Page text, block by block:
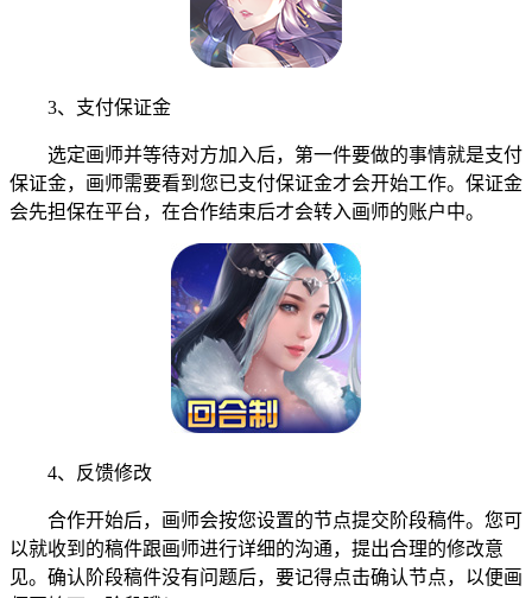
3、支付保证金
选定画师并等待对方加入后，第一件要做的事情就是支付
保证金，画师需要看到您已支付保证金才会开始工作。保证金
会先担保在平台，在合作结束后才会转入画师的账户中。
4、反馈修改
合作开始后，画师会按您设置的节点提交阶段稿件。您可
以就收到的稿件跟画师进行详细的沟通，提出合理的修改意
见。确认阶段稿件没有问题后，要记得点击确认节点，以便画